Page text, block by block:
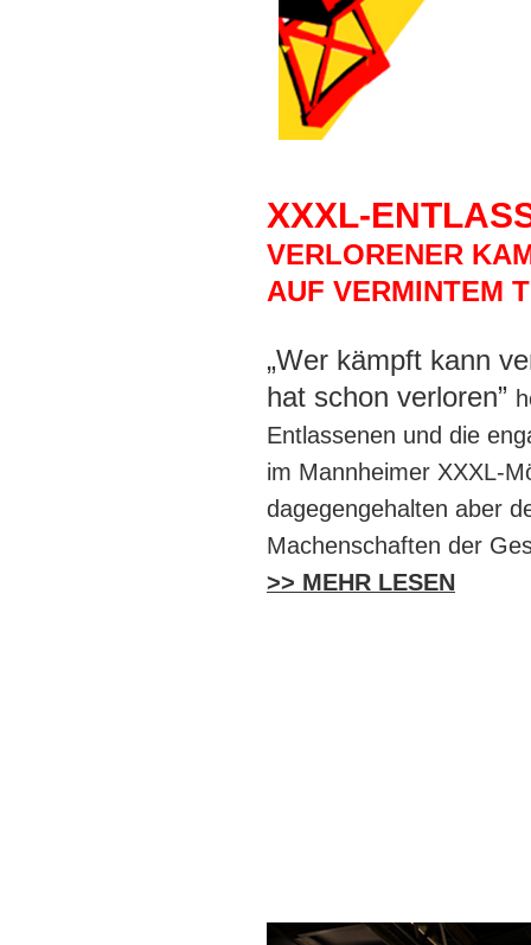
XXXL-
VERLORENER
AUF VERMINTEM
„Wer kämpft kann
hat schon verloren”
Entlassenen und die
im Mannheimer XXXL-
dagegengehalten aber
Machenschaften der
>> MEHR LESEN